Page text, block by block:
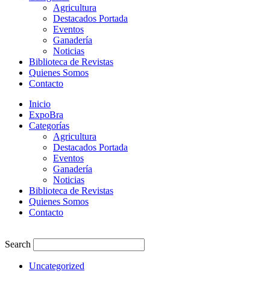
Agricultura
Destacados Portada
Eventos
Ganadería
Noticias
Biblioteca de Revistas
Quienes Somos
Contacto
Inicio
ExpoBra
Categorías
Agricultura
Destacados Portada
Eventos
Ganadería
Noticias
Biblioteca de Revistas
Quienes Somos
Contacto
Search
Uncategorized